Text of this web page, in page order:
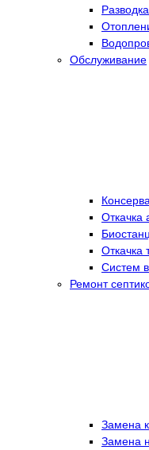
Обслуживание
Откачка
Откачка
Систем
Ремонт
Замена
Замена